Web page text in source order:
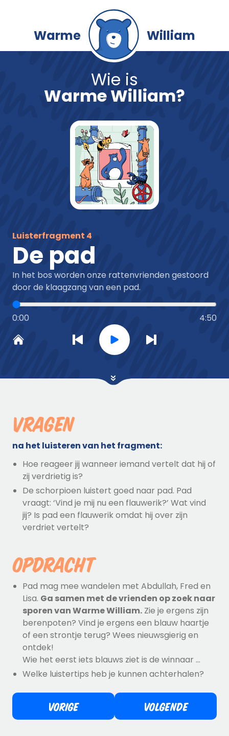
Warme William
Wie is
Warme William?
Luisterfragment 4
De pad
In het bos worden onze rattenvrienden gestoord
door de klaagzang van een pad.
0:00 4:50
Vragen
na het luisteren van het fragment:
Hoe reageer jij wanneer iemand vertelt dat hij of
zij verdrietig is?
De schorpioen luistert goed naar pad. Pad
vraagt: ‘Vind je mij nu een flauwerik?’ Wat vind
jij? Is pad een flauwerik omdat hij over zijn
verdriet vertelt?
Opdracht
Pad mag mee wandelen met Abdullah, Fred en
Lisa. Ga samen met de vrienden op zoek naar
sporen van Warme William. Zie je ergens zijn
berenpoten? Vind je ergens een blauw haartje
of een strontje terug? Wees nieuwsgierig en
ontdek!
Wie het eerst iets blauws ziet is de winnaar …
Welke luistertips heb je kunnen achterhalen?
VORIGE VOLGENDE